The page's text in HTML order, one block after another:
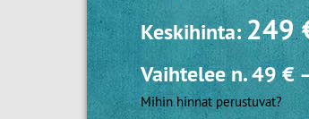
Keskihinta:249
Vaihtelee n.49 €
Mihin hinnat perustuvat?